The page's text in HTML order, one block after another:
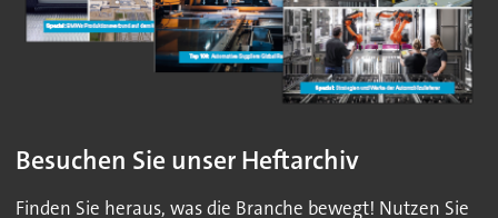
Besuchen Sie unser Heftarchiv
Finden Sie heraus, was die Branche bewegt! Nutzen Sie